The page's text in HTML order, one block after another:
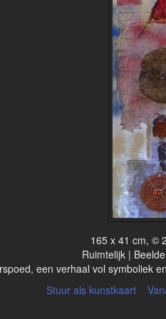
165 x 41 cm, ©
Ruimtelijk |
een verhaal vol symboliek
Stuur als kunstkaart